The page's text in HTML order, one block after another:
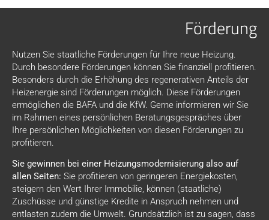
Förderung
Nutzen Sie staatliche Förderungen für Ihre neue Heizung.
Durch besondere Förderungen können Sie finanziell profitieren.
Besonders durch die Erhöhung des regenerativen Anteils der
Heizenergie sind Förderungen möglich. Diese Förderungen
ermöglichen die BAFA und die KfW. Gerne informieren wir Sie
im Rahmen eines persönlichen Beratungsgespräches über
Ihre persönlichen Möglichkeiten von diesen Förderungen zu
profitieren.
Sie gewinnen bei einer Heizungsmodernisierung also auf
allen Seiten: Sie profitieren von geringeren Energiekosten,
steigern den Wert Ihrer Immobilie, können (staatliche)
Zuschüsse und günstige Kredite in Anspruch nehmen und
entlasten zudem die Umwelt. Grundsätzlich ist zu sagen, dass